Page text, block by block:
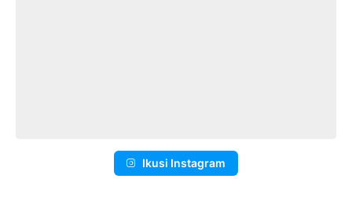
Ikusi Instagram